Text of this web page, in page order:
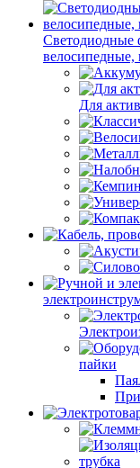
Светодиодные
велосипедные,
Для
пайки